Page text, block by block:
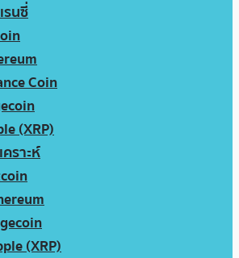
รนซี่
Coin
(XRP)
ราะห์
(XRP)